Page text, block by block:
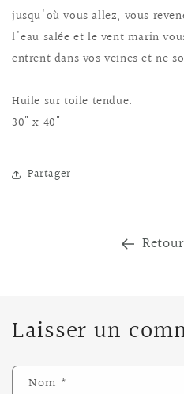
jusqu'où vous allez, vous
l'eau salée et le vent marin
entrent dans vos veines et ne
Huile sur toile tendue.
30" x 40"
Partager
Laisser un
Nom *